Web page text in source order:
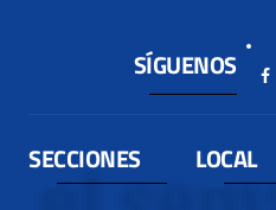
SÍGUENOS
SECCIONES LOCAL